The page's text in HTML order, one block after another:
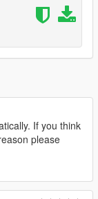
If you think
please